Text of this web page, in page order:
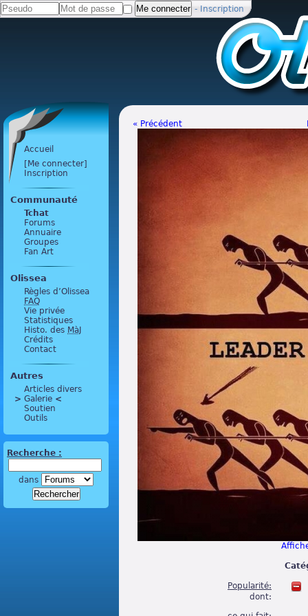
- Inscription
Accueil
[Me connecter]
Inscription
Communauté
Tchat
Forums
Annuaire
Groupes
Fan Art
Olissea
Règles d’Olissea
FAQ
Vie privée
Statistiques
Histo. des MàJ
Crédits
Contact
Autres
Articles divers
> Galerie <
Soutien
Outils
Recherche :
dans
« Précédent
Popularité:
dont: